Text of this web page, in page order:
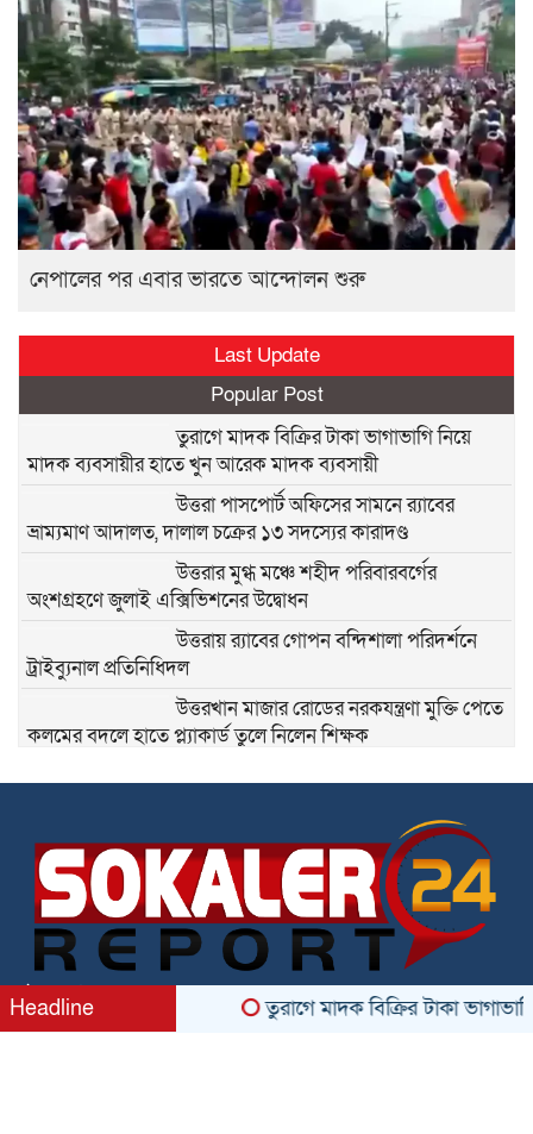
নেপালের পর এবার ভারতে আন্দোলন শুরু
Last Update
Popular Post
তুরাগে মাদক বিক্রির টাকা ভাগাভাগি নিয়ে
মাদক ব্যবসায়ীর হাতে খুন আরেক মাদক ব্যবসায়ী
উত্তরা পাসপোর্ট অফিসের সামনে র‍্যাবের
ভ্রাম্যমাণ আদালত, দালাল চক্রের ১৩ সদস্যের কারাদণ্ড
উত্তরার মুগ্ধ মঞ্চে শহীদ পরিবারবর্গের
অংশগ্রহণে জুলাই এক্সিভিশনের উদ্বোধন
উত্তরায় র‍্যাবের গোপন বন্দিশালা পরিদর্শনে
ট্রাইব্যুনাল প্রতিনিধিদল
উত্তরখান মাজার রোডের নরকযন্ত্রণা মুক্তি পেতে
কলমের বদলে হাতে প্ল্যাকার্ড তুলে নিলেন শিক্ষক
তিতাসের গ্যাস গায়েব: সিলিন্ডারের চড়া দামে
জনবান্ধব নেতা সিদ্দিকুর রহমান সিদ্দিককে ৫২
নং ওয়ার্ডের কাউন্সিলর হিসেবে দেখতে চায়
তুরাগবাসী
পোলাও চালের লাগামহীন দাম: রপ্তানি
অনুমোদন নাকি সিন্ডিকেটের কারসাজি!
ঠিকানা: উত্তরা, ঢাকা ১২৩০ , Email: sokalerreport@gmail.com
Headline তুরাগে মাদক বিক্রির টাকা